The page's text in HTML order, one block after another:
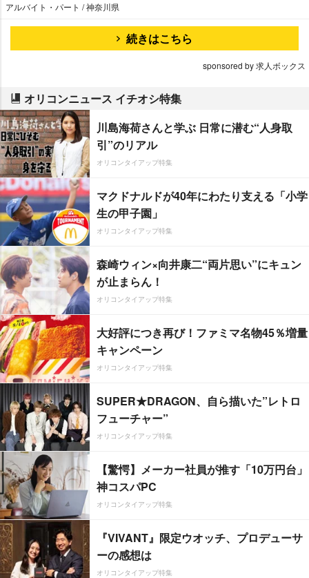
アルバイト・パート / 神奈川県
続きはこちら
sponsored by 求人ボックス
オリコンニュース イチオシ特集
川島海荷さんと学ぶ 日常に潜む“人身取
引”のリアル
オリコンタイアップ特集
マクドナルドが40年にわたり支える「小学
生の甲子園」
オリコンタイアップ特集
森崎ウィン×向井康二“両片思い”にキュン
が止まらん！
オリコンタイアップ特集
大好評につき再び！ファミマ名物45％増量
キャンペーン
オリコンタイアップ特集
SUPER★DRAGON、自ら描いた”レトロ
フューチャー”
オリコンタイアップ特集
【驚愕】メーカー社員が推す「10万円台」
神コスパPC
オリコンタイアップ特集
『VIVANT』限定ウオッチ、プロデューサ
ーの感想は
オリコンタイアップ特集